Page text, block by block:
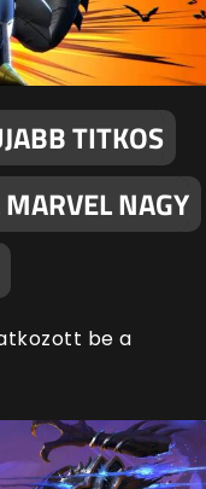
TITKOS
NAGY
be a